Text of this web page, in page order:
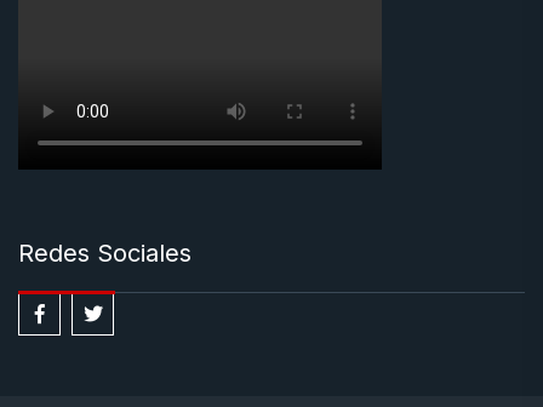
Redes Sociales